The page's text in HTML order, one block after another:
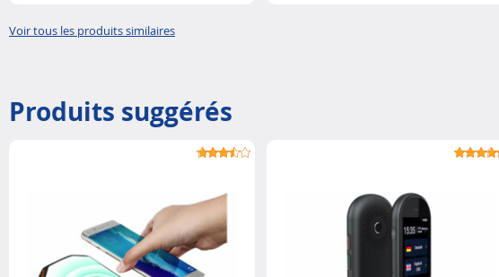
Voir tous les produits similaires
Produits suggérés